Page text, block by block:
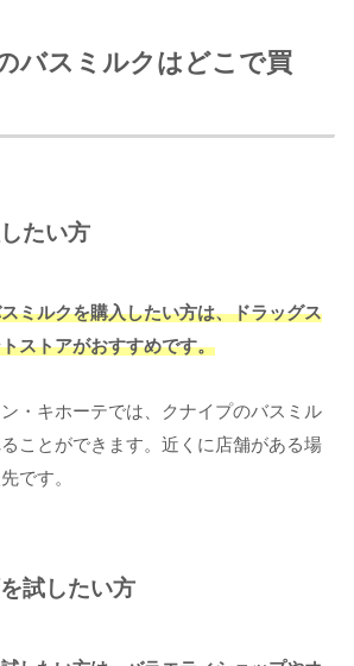
バスミルクはどこで買
たい方
ミルクを購入したい方は、ドラッグス
ストアがおすすめです。
・キホーテでは、クナイプのバスミル
ことができます。近くに店舗がある場
です。
試したい方